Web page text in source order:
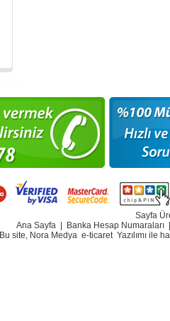
Sayfa
Ana Sayfa
Banka Hesap Numaraları
Bu site, Nora Medya e-ticaret Yazılımı ile